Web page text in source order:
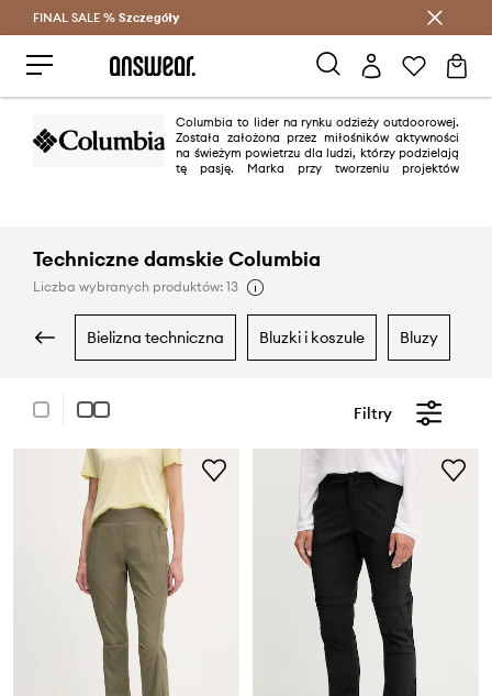
Oszczędzaj z Answear Club >
FINAL SALE % Szczegóły
Columbia to lider na rynku odzieży outdoorowej.
Została założona przez miłośników aktywności
na świeżym powietrzu dla ludzi, którzy podzielają
tę pasję. Marka przy tworzeniu projektów
Techniczne damskie Columbia
Liczba wybranych produktów: 13
bielizna techniczna bluzki i koszule bluzy
Filtry